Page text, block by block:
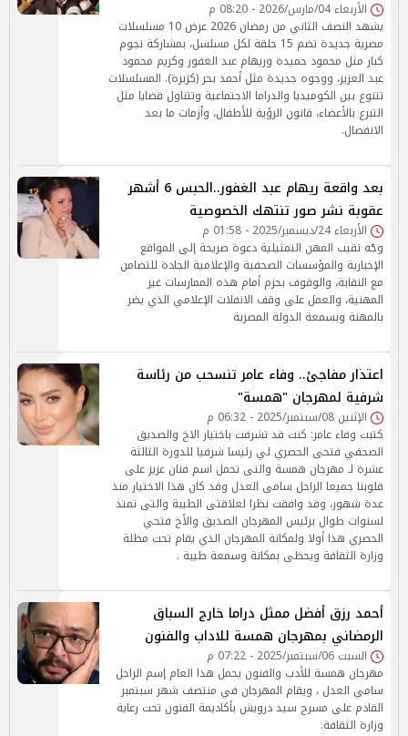
الأربعاء 04/مارس/2026 - 08:20 م
يشهد النصف الثاني من رمضان 2026 عرض 10 مسلسلات
مصرية جديدة تضم 15 حلقة لكل مسلسل، بمشاركة نجوم
كبار مثل محمود حميدة وريهام عبد الغفور وكريم محمود
عبد العزيز، ووجوه جديدة مثل أحمد بحر (كزبرة). المسلسلات
تتنوع بين الكوميديا والدراما الاجتماعية وتتناول قضايا مثل
التبرع بالأعضاء، قانون الرؤية للأطفال، وأزمات ما بعد
الانفصال.
بعد واقعة ريهام عبد الغفور..الحبس 6 أشهر
عقوبة نشر صور تنتهك الخصوصية
الأربعاء 24/ديسمبر/2025 - 01:58 م
وجّه نقيب المهن التمثيلية دعوة صريحة إلى المواقع
الإخبارية والمؤسسات الصحفية والإعلامية الجادة للتضامن
مع النقابة، والوقوف بحزم أمام هذه الممارسات غير
المهنية، والعمل على وقف الانفلات الإعلامي الذي يضر
بالمهنة وبسمعة الدولة المصرية
اعتذار مفاجئ.. وفاء عامر تنسحب من رئاسة
شرفية لمهرجان "همسة"
الإثنين 08/سبتمبر/2025 - 06:32 م
كتبت وفاء عامر: كنت قد تشرفت باختيار الاخ والصديق
الصحفي فتحى الحصري لي رئيسا شرفيا للدورة الثالثة
عشرة لـ مهرجان همسة والتى تحمل اسم فنان عزيز على
قلوبنا جميعا الراحل سامى العدل وقد كان هذا الاختيار منذ
عدة شهور، وقد وافقت نظرا لعلاقتى الطيبة والتى تمتد
لسنوات طوال برئيس المهرجان الصديق والأخ فتحي
الحصري هذا أولا ولمكانة المهرجان الذي يقام تحت مظلة
وزارة الثقافة ويحظى بمكانة وسمعة طيبة .
أحمد رزق أفضل ممثل دراما خارج السباق
الرمضاني بمهرجان همسة للاداب والفنون
السبت 06/سبتمبر/2025 - 07:22 م
مهرجان همسة للأدب والفنون يحمل هذا العام إسم الراحل
سامي العدل ، ويقام المهرجان في منتصف شهر سبتمبر
القادم على مسرح سيد درويش بأكاديمة الفنون تحت رعاية
وزارة الثقافة.